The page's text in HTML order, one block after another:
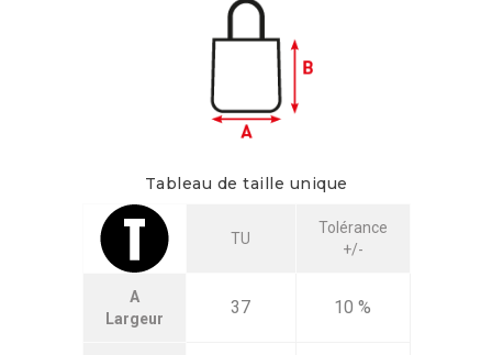
Tableau de taille unique
TU
Tolérance
+/-
A
Largeur
37 10 %